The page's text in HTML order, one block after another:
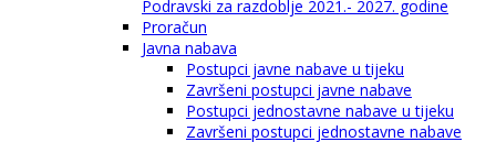
Podravski za razdoblje 2021.- 2027. godine
Proračun
Javna nabava
Postupci javne nabave u tijeku
Završeni postupci javne nabave
Postupci jednostavne nabave u tijeku
Završeni postupci jednostavne nabave